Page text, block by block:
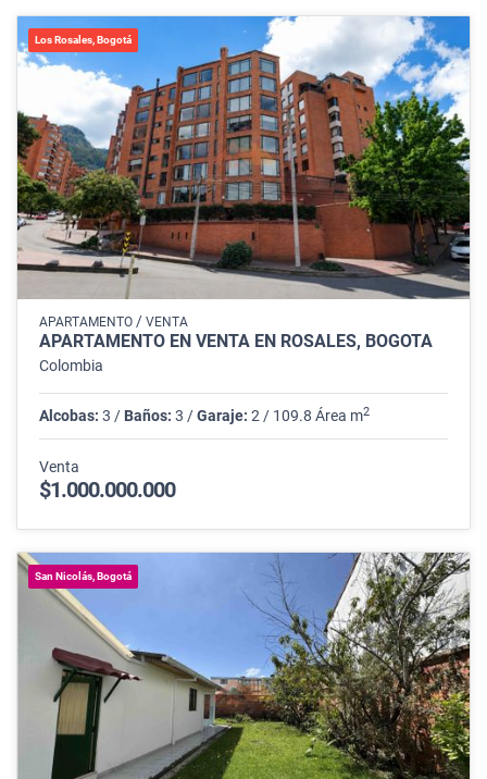
Los Rosales, Bogotá
APARTAMENTO / VENTA
APARTAMENTO EN VENTA EN ROSALES, BOGOTÁ
Colombia
Alcobas: 3 / Baños: 3 /Garaje: 2 / 109.8 Área m2
Venta
$1.000.000.000
San Nicolás, Bogotá